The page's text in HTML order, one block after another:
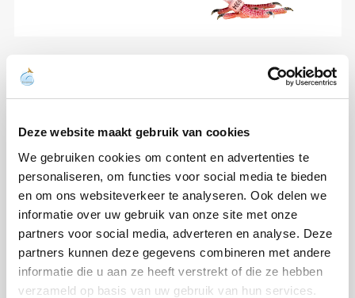
Deze website maakt gebruik van cookies
We gebruiken cookies om content en advertenties te
personaliseren, om functies voor social media te bieden
en om ons websiteverkeer te analyseren. Ook delen we
informatie over uw gebruik van onze site met onze
partners voor social media, adverteren en analyse. Deze
partners kunnen deze gegevens combineren met andere
informatie die u aan ze heeft verstrekt of die ze hebben
verzameld op basis van uw gebruik van hun services.